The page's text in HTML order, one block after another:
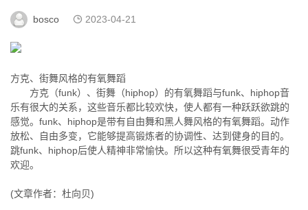
bosco 2023-04-21
方克、街舞风格的有氧舞蹈
方克（funk）、街舞（hiphop）的有氧舞蹈与funk、hiphop音
乐有很大的关系，这些音乐都比较欢快，使人都有一种跃跃欲跳的
感觉。funk、hiphop是带有自由舞和黑人舞风格的有氧舞蹈。动作
放松、自由多变，它能够提高锻炼者的协调性、达到健身的目的。
跳funk、hiphop后使人精神非常愉快。所以这种有氧舞很受青年的
欢迎。
(文章作者：杜向贝)